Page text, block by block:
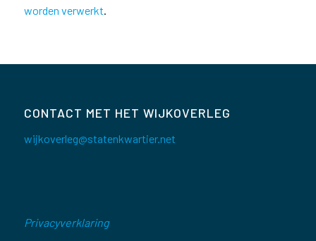
worden verwerkt
CONTACT MET HET WIJKOVERLEG
wijkoverleg@statenkwartier.net
Privacyverklaring